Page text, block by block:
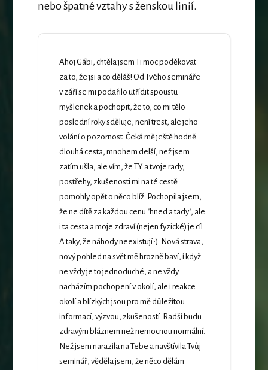
nebo špatné vztahy s ženskou linií.
Ahoj Gábi, chtěla jsem Ti moc poděkovat
za to, že jsi a co děláš! Od Tvého semináře
v září se mi podařilo utřídit spoustu
myšlenek a pochopit, že to, co mi tělo
poslední roky sděluje, není trest, ale jeho
volání o pozornost. Čeká mě ještě hodně
dlouhá cesta, mnohem delší, než jsem
zatím ušla, ale vím, že TY a tvoje rady,
postřehy, zkušenosti mi na té cestě
pomohly opět o něco blíž. Pochopila jsem,
že ne dítě za každou cenu "hned a tady", ale
i ta cesta a moje zdraví (nejen fyzické) je cíl.
A taky, že náhody neexistují :). Nová strava,
nový pohled na svět mě hrozně baví, i když
ne vždy je to jednoduché, a ne vždy
nacházím pochopení v okolí, ale i reakce
okolí a blízkých jsou pro mě důležitou
informací, výzvou, zkušeností. Radši budu
zdravým bláznem než nemocnou normální.
Než jsem narazila na Tebe a navštívila Tvůj
seminář, věděla jsem, že něco dělám